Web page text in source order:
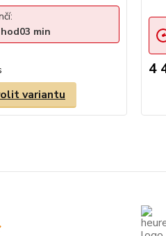
hod03 min
variantu
4